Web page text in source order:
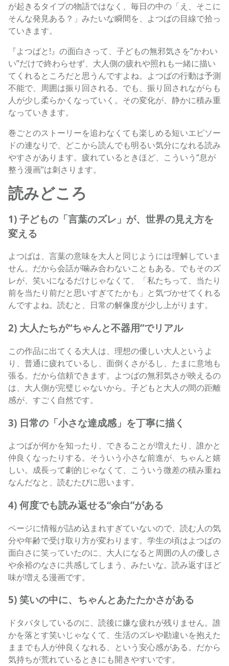
が起きるタイプの物語ではなく、毎日の中の「え、そこに
そんな発見ある？」みたいな瞬間を、よつばの目線で拾っ
ていきます。
『よつばと!』の面白さって、子どもの無邪気さを“かわい
い”だけで終わらせず、大人側の疲れや照れも一緒に描い
てくれるところだと思うんですよね。よつばの行動は予測
不能で、周囲は振り回される。でも、振り回されながらも
人が少し柔らかくなっていく。その変化が、静かに積み重
なっていきます。
巻ごとのストーリーを追わなくても楽しめる短いエピソー
ドの連なりで、どこから読んでも明るい気分になれる読み
やすさがあります。疲れているときほど、こういう“息が
整う漫画”は刺さります。
読みどころ
1) 子どもの「言葉のズレ」が、世界の見え方を
変える
よつばは、言葉の意味を大人と同じようには理解していま
せん。だから会話が噛み合わないこともある。でもそのズ
レが、笑いになるだけじゃなくて、「私たちって、当たり
前を当たり前だと思いすぎてたかも」と気づかせてくれる
んですよね。読むと、日常の解像度が少し上がります。
2) 大人たちが“ちゃんと不器用”でリアル
この作品に出てくる大人は、理想の優しい大人というよ
り、普通に疲れているし、面倒くさがるし、たまに意地も
張る。だから信頼できます。よつばの無邪気さが映えるの
は、大人側が完璧じゃないから。子どもと大人の間の距離
感が、すごく自然です。
3) 日常の「小さな達成感」を丁寧に描く
よつばが何かを知ったり、できることが増えたり、誰かと
仲良くなったりする。そういう小さな前進が、ちゃんと嬉
しい。成長って劇的じゃなくて、こういう微差の積み重ね
なんだなと、読むたびに思います。
4) 何度でも読み返せる“余白”がある
ページに情報が詰め込まれすぎていないので、読む人の気
分や年齢で受け取り方が変わります。学生の頃はよつばの
面白さに笑っていたのに、大人になると周囲の人の優しさ
や余裕のなさに共感してしまう、みたいな。読み返すほど
味が増える漫画です。
5) 笑いの中に、ちゃんとあたたかさがある
ドタバタしているのに、読後に嫌な疲れが残りません。誰
かを落とす笑いじゃなくて、生活のズレや勘違いを抱えた
ままでも人が仲良くなれる、という安心感がある。だから
気持ちが荒れているときにも開きやすいです。